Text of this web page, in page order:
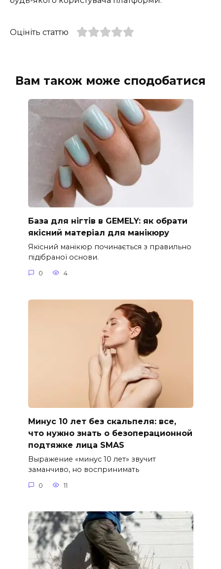
Оцініть статтю
Вам також може сподобатися
База для нігтів в GEMELY: як обрати
якісний матеріал для манікюру
Якісний манікюр починається з правильно
підібраної основи.
0 4
Минус 10 лет без скальпеля: все,
что нужно знать о безоперационной
подтяжке лица SMAS
Выражение «минус 10 лет» звучит
заманчиво, но воспринимать
0 11